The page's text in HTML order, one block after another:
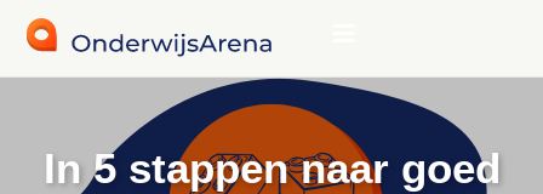
In 5 stappen naar goed